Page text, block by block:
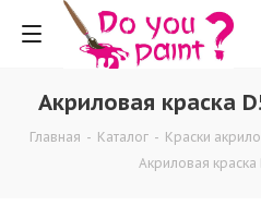
Акриловая краска
Главная - Каталог - Краски
Акриловая краска